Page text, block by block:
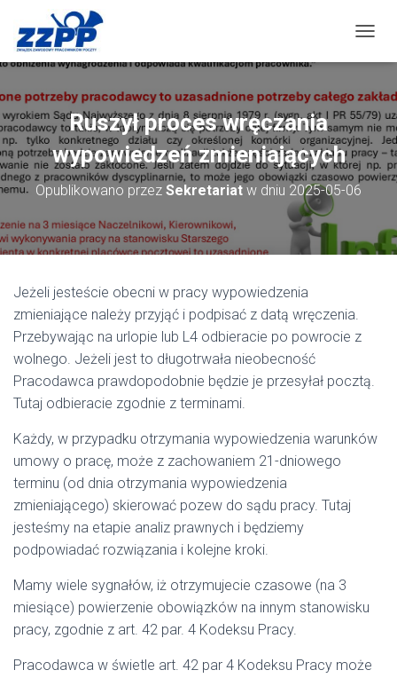
Ruszył proces wręczania
wypowiedzeń zmieniających
Opublikowano przez Sekretariat w dniu 2025-05-06
Jeżeli jesteście obecni w pracy wypowiedzenia
zmieniające należy przyjąć i podpisać z datą wręczenia.
Przebywając na urlopie lub L4 odbieracie po powrocie z
wolnego. Jeżeli jest to długotrwała nieobecność
Pracodawca prawdopodobnie będzie je przesyłał pocztą.
Tutaj odbieracie zgodnie z terminami.
Każdy, w przypadku otrzymania wypowiedzenia warunków
umowy o pracę, może z zachowaniem 21-dniowego
terminu (od dnia otrzymania wypowiedzenia
zmieniającego) skierować pozew do sądu pracy. Tutaj
jesteśmy na etapie analiz prawnych i będziemy
podpowiadać rozwiązania i kolejne kroki.
Mamy wiele sygnałów, iż otrzymujecie czasowe (na 3
miesiące) powierzenie obowiązków na innym stanowisku
pracy, zgodnie z art. 42 par. 4 Kodeksu Pracy.
Pracodawca w świetle art. 42 par 4 Kodeksu Pracy może